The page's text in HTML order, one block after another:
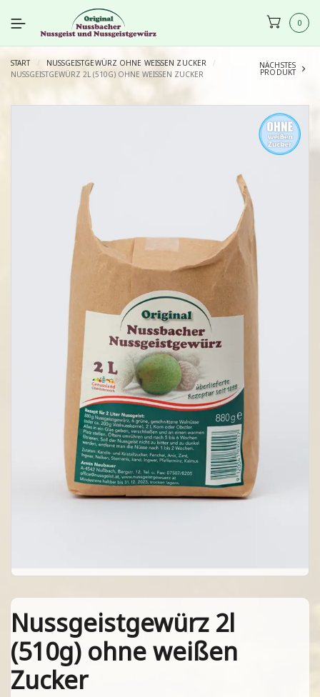
0
START / NUSSGEISTGEWÜRZ OHNE WEISSEN ZUCKER
/
NUSSGEISTGEWÜRZ 2L (510G) OHNE WEISSEN ZUCKER
NÄCHSTES
PRODUKT
Nussgeistgewürz 2l
(510g) ohne weißen
Zucker